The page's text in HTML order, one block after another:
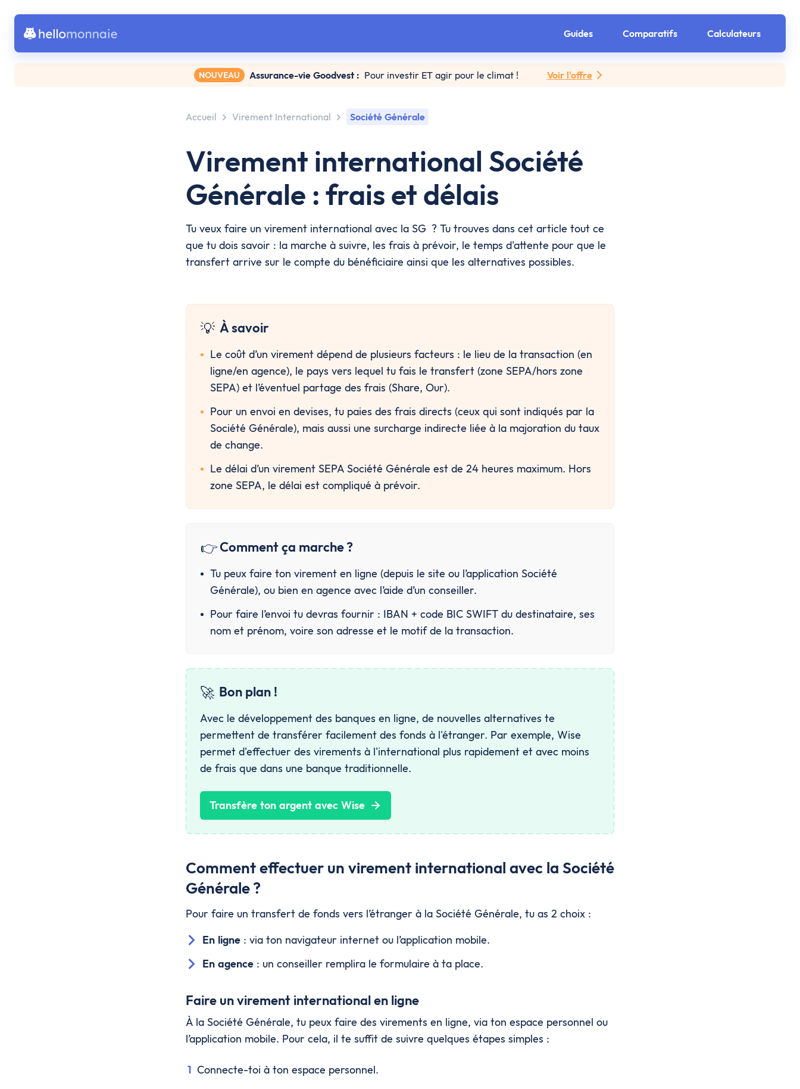
Guides Comparatifs Calculateurs
NOUVEAU Assurance-vie Goodvest : Pour investir ET agir pour le climat ! Voir l'offre
Accueil Virement International Société Générale
Virement international Société
Générale : frais et délais
Tu veux faire un virement international avec la SG ? Tu trouves dans cet article tout ce
que tu dois savoir : la marche à suivre, les frais à prévoir, le temps d'attente pour que le
transfert arrive sur le compte du bénéficiaire ainsi que les alternatives possibles.
💡 À savoir
Le coût d’un virement dépend de plusieurs facteurs : le lieu de la transaction (en
ligne/en agence), le pays vers lequel tu fais le transfert (zone SEPA/hors zone
SEPA) et l’éventuel partage des frais (Share, Our).
Pour un envoi en devises, tu paies des frais directs (ceux qui sont indiqués par la
Société Générale), mais aussi une surcharge indirecte liée à la majoration du taux
de change.
Le délai d’un virement SEPA Société Générale est de 24 heures maximum. Hors
zone SEPA, le délai est compliqué à prévoir.
👉Comment ça marche ?
Tu peux faire ton virement en ligne (depuis le site ou l’application Société
Générale), ou bien en agence avec l’aide d’un conseiller.
Pour faire l’envoi tu devras fournir : IBAN + code BIC SWIFT du destinataire, ses
nom et prénom, voire son adresse et le motif de la transaction.
🚀 Bon plan !
Avec le développement des banques en ligne, de nouvelles alternatives te
permettent de transférer facilement des fonds à l'étranger. Par exemple, Wise
permet d'effectuer des virements à l'international plus rapidement et avec moins
de frais que dans une banque traditionnelle.
Transfère ton argent avec Wise
Comment effectuer un virement international avec la Société
Générale ?
Pour faire un transfert de fonds vers l’étranger à la Société Générale, tu as 2 choix :
En ligne : via ton navigateur internet ou l’application mobile.
En agence : un conseiller remplira le formulaire à ta place.
Faire un virement international en ligne
À la Société Générale, tu peux faire des virements en ligne, via ton espace personnel ou
l’application mobile. Pour cela, il te suffit de suivre quelques étapes simples :
Connecte-toi à ton espace personnel.